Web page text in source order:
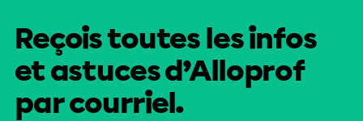
Reçois toutes les infos
et astuces d’Alloprof
par courriel.